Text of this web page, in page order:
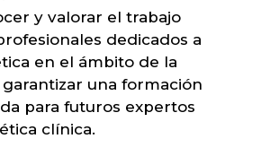
y valorar el trabajo
dedicados a
en el ámbito de la
garantizar una formación
para futuros expertos
clínica.